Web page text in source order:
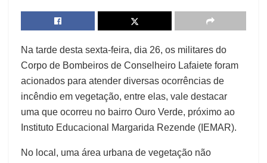
Na tarde desta sexta-feira, dia 26, os militares do
Corpo de Bombeiros de Conselheiro Lafaiete foram
acionados para atender diversas ocorrências de
incêndio em vegetação, entre elas, vale destacar
uma que ocorreu no bairro Ouro Verde, próximo ao
Instituto Educacional Margarida Rezende (IEMAR).
No local, uma área urbana de vegetação não